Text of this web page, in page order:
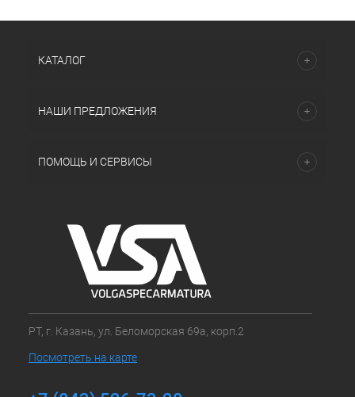
КАТАЛОГ
НАШИ ПРЕДЛОЖЕНИЯ
ПОМОЩЬ И СЕРВИСЫ
РТ, г. Казань, ул. Беломорская 69а, корп.2
Посмотреть на карте